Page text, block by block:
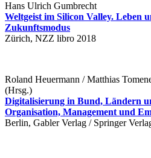
Hans Ulrich Gumbrecht
Weltgeist im Silicon Valley. Leben
Zukunftsmodus
Zürich, NZZ libro 2018
Roland Heuermann / Matthias
(Hrsg.)
Digitalisierung in Bund, Ländern
Organisation, Management und
Berlin, Gabler Verlag / Springer